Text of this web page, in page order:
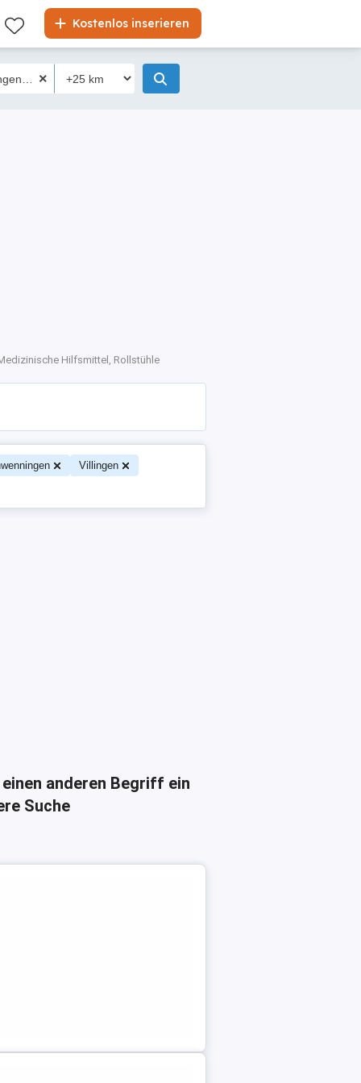
Kostenlos inserieren
Hilfsmittel, Rollstühle
Villingen
einen anderen Begriff ein
Suche